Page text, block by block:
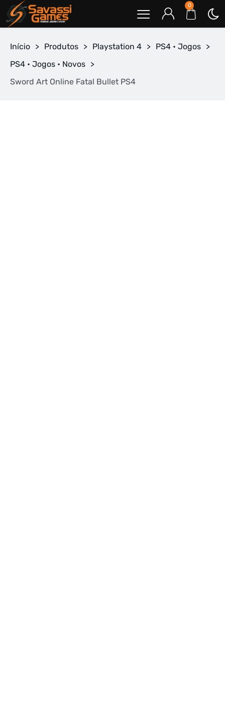
0
Início > Produtos > Playstation 4 > PS4 • Jogos >
PS4 • Jogos • Novos >
Sword Art Online Fatal Bullet PS4